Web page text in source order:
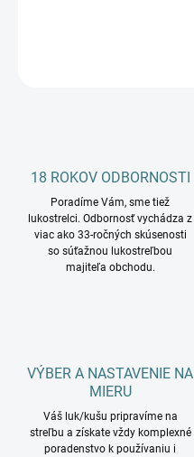
18 ROKOV ODBORNOSTI
Poradíme Vám, sme tiež
lukostrelci. Odbornosť vychádza z
viac ako 33-ročných skúsenosti
so súťažnou lukostreľbou
majiteľa obchodu.
VÝBER A NASTAVENIE NA
MIERU
Váš luk/kušu pripravíme na
streľbu a získate vždy komplexné
poradenstvo k používaniu i